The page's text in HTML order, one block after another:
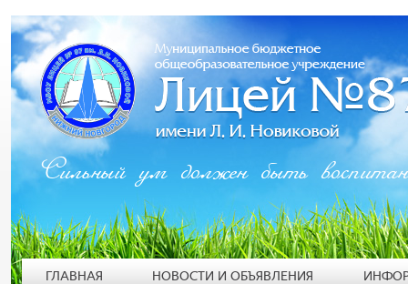
Сильный ум должен быть
ГЛАВНАЯ НОВОСТИ И ОБЪЯВЛЕНИЯ